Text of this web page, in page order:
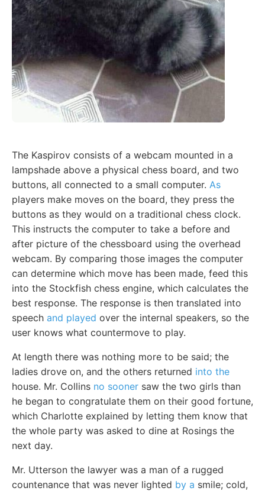
The Kaspirov consists of a webcam mounted in a
lampshade above a physical chess board, and two
buttons, all connected to a small computer. As
players make moves on the board, they press the
buttons as they would on a traditional chess clock.
This instructs the computer to take a before and
after picture of the chessboard using the overhead
webcam. By comparing those images the computer
can determine which move has been made, feed this
into the Stockfish chess engine, which calculates the
best response. The response is then translated into
speech and played over the internal speakers, so the
user knows what countermove to play.
At length there was nothing more to be said; the
ladies drove on, and the others returned into the
house. Mr. Collins no sooner saw the two girls than
he began to congratulate them on their good fortune,
which Charlotte explained by letting them know that
the whole party was asked to dine at Rosings the
next day.
Mr. Utterson the lawyer was a man of a rugged
countenance that was never lighted by a smile; cold,